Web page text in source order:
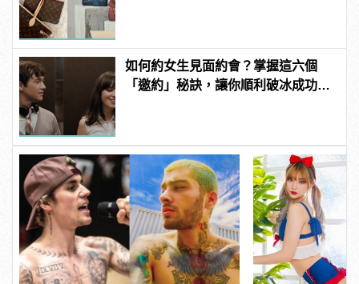
如何約女生見面約會？掌握這六個
「邀約」秘訣，讓你順利破冰成功約